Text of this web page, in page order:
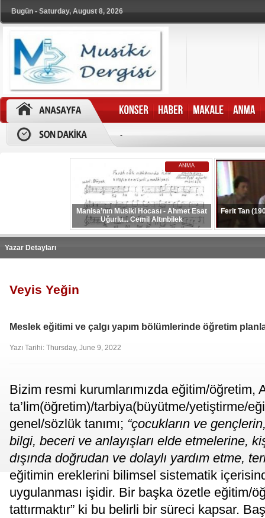
Bugün - Saturday, August 8, 2026
-
ANMA
Manisa’nın Musiki Hocası - Ahmet Esat
Uğurlu... Cemil Altınbilek
Ferit Tan
Yazar Detayları
Veyis Yeğin
Meslek eğitimi ve çalgı yapım bölümlerinde öğretim
Yazı Tarihi: Thursday, June 9, 2022
Bizim resmi kurumlarımızda eğitim/
ta’lim(öğretim)/tarbiya(büyütme/yetiştirme/
genel/sözlük tanımı; “çocukların ve
bilgi, beceri ve anlayışları elde etmelerine,
dışında doğrudan ve dolaylı yardım etme,
eğitimin ereklerini bilimsel sistematik
uygulanması işidir. Bir başka özetle eğitim/
tattırmaktır” ki bu belirli bir süreci kapsar.